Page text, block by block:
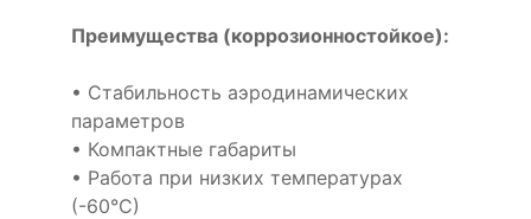
Преимущества (коррозионностойкое):
• Стабильность аэродинамических
параметров
• Компактные габариты
• Работа при низких температурах
(-60°С)